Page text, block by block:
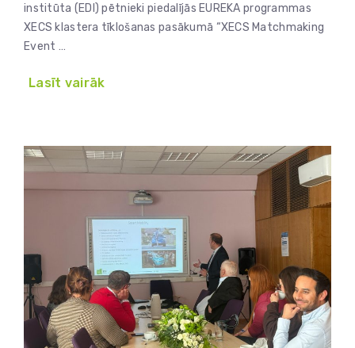
institūta (EDI) pētnieki piedalījās EUREKA programmas
XECS klastera tīklošanas pasākumā “XECS Matchmaking
Event …
Lasīt vairāk